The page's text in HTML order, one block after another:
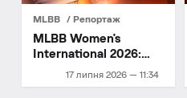
MLBB Репортаж
17 липня 2026 — 11:34
MLBB Women's
International 2026:
крок до фіналу